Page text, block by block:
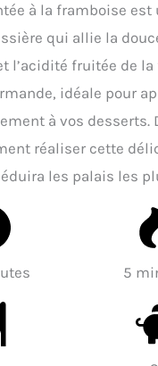
à la framboise est
qui allie la
l’acidité fruitée de
idéale pour
à vos desserts.
réaliser cette
les palais les
5